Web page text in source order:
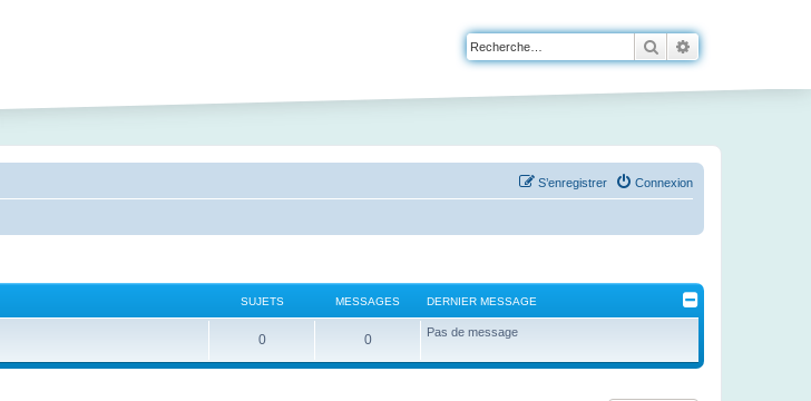
Rechercher
Connexion
S’enregistrer
SUJETS MESSAGES DERNIER MESSAGE
0 0 Pas de message